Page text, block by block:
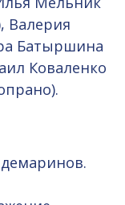
Валерия
Батыршина
Коваленко